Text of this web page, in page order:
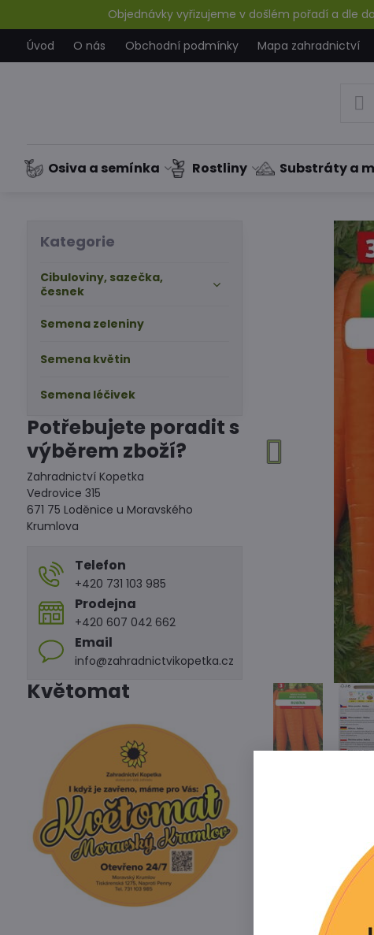
Objednávky vyřizujeme v došlém pořadí a dle
Úvod
O nás Obchodní podmínky Mapa zahradnictví
Osiva a semínka Rostliny Substráty a
Velmi výnosná
kořen. Vhodná
Jak pěstovat
Kategorie
Cibuloviny, sazečka,
česnek
Semena zeleniny
Semena květin
Semena léčivek
Potřebujete poradit s
výběrem zboží?
Zahradnictví Kopetka
Vedrovice 315
671 75 Loděnice u Moravského
Krumlova
Telefon
+420 731 103 985
Prodejna
+420 607 042 662
Email
info@zahradnictvikopetka.cz
Květomat